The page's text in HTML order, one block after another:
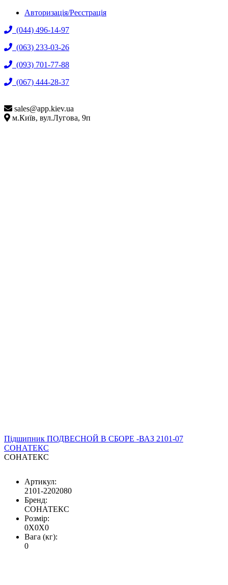
Авторизація/Реєстрація
(044) 496-14-97
(063) 233-03-26
(093) 701-77-88
(067) 444-28-37
sales@app.kiev.ua
м.Київ, вул.Лугова, 9п
Підшипник ПОДВЕСНОЙ В СБОРЕ -ВАЗ 2101-07
СОНАТЕКС
СОНАТЕКС
Артикул:
2101-2202080
Бренд:
СОНАТЕКС
Розмір:
0X0X0
Вага (кг):
0